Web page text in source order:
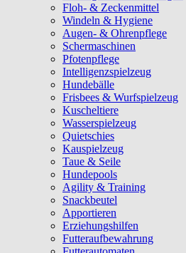
Floh- & Zeckenmittel
Windeln & Hygiene
Augen- & Ohrenpflege
Schermaschinen
Pfotenpflege
Intelligenzspielzeug
Hundebälle
Frisbees & Wurfspielzeug
Kuscheltiere
Wasserspielzeug
Quietschies
Kauspielzeug
Taue & Seile
Hundepools
Agility & Training
Snackbeutel
Apportieren
Erziehungshilfen
Futteraufbewahrung